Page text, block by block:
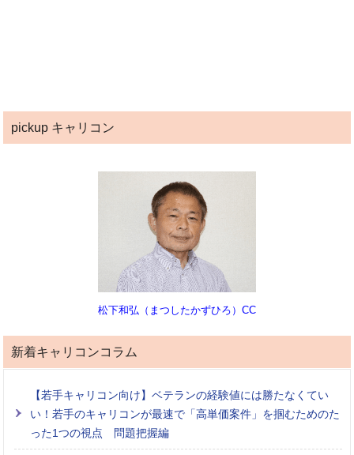
pickup キャリコン
松下和弘（まつしたかずひろ）CC
新着キャリコンコラム
【若手キャリコン向け】ベテランの経験値には勝たなくてい
い！若手のキャリコンが最速で「高単価案件」を掴むためのた
った1つの視点 問題把握編